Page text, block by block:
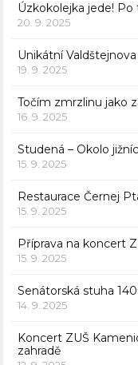
Úzkokolejka jede!
20. 9. 2025
Unikátní
19. 9. 2025
Točím zmrzlinu jako
16. 9. 2025
Studená – Okolo
15. 9. 2025
Restaurace Černej
15. 9. 2025
Příprava na koncert
15. 9. 2025
Senátorská stuha
14. 9. 2025
Koncert ZUŠ
zahradě